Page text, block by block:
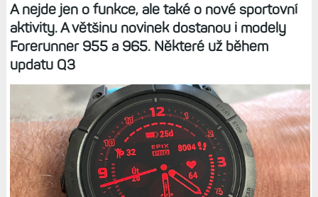
A nejde jen o funkce, ale také o nové sportovní
aktivity. A většinu novinek dostanou i modely
Forerunner 955 a 965. Některé už během
updatu Q3